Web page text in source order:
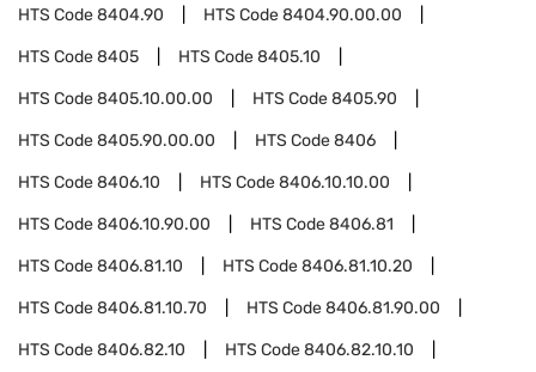
HTS Code8404.90 HTS Code8404.90.00.00
HTS Code8405 HTS Code8405.10
HTS Code8405.10.00.00 HTS Code8405.90
HTS Code8405.90.00.00 HTS Code8406
HTS Code8406.10 HTS Code8406.10.10.00
HTS Code8406.10.90.00 HTS Code8406.81
HTS Code8406.81.10 HTS Code8406.81.10.20
HTS Code8406.81.10.70 HTS Code8406.81.90.00
HTS Code8406.82.10 HTS Code8406.82.10.10